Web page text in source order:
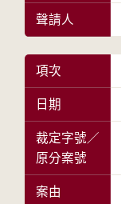
聲請人
項次
日期
裁定字號／
原分案號
案由